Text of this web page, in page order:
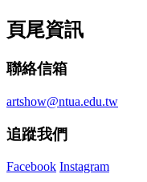
頁尾資訊
聯絡信箱
artshow@ntua.edu.tw
追蹤我們
Facebook Instagram